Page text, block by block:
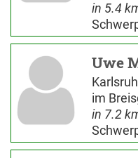
in 5.4
Uwe
im
in 7.2